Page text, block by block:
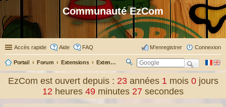
Communauté EzCom
Accès rapide Aide FAQ Connexion
M’enregistrer
Portail Forum Extensions Extensions présentées & traduites
ec
EzCom est ouvert depuis : 23 années1 mois0 jours
12 heures 49 minutes 28 secondes